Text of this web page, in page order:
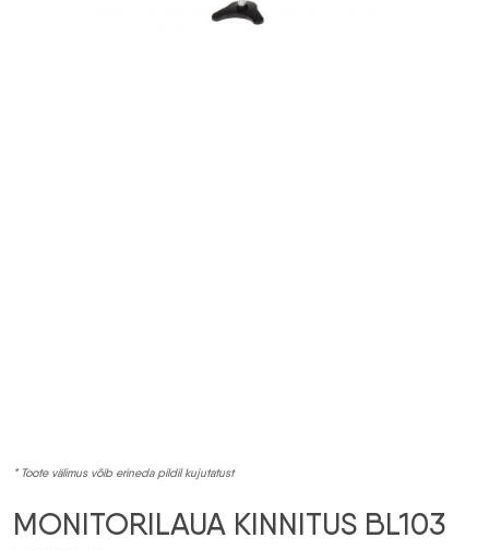
* Toote välimus võib erineda pildil kujutatust
MONITORILAUA KINNITUS BL103